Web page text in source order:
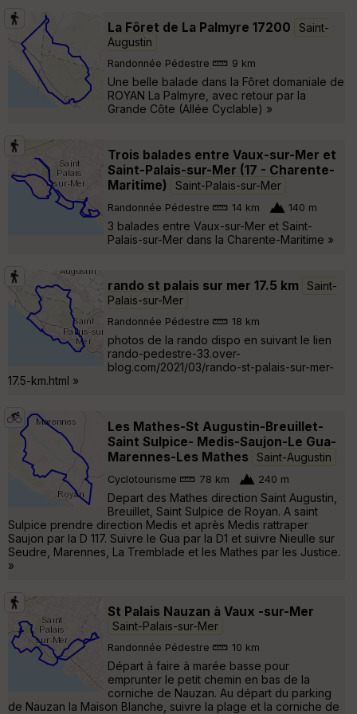
La Fôret de La Palmyre 17200
Saint-
Augustin
Randonnée Pédestre 9 km
Une belle balade dans la Fôret domaniale de
ROYAN La Palmyre, avec retour par la
Grande Côte (Allée Cyclable) »
Trois balades entre Vaux-sur-Mer et
Saint-Palais-sur-Mer (17 - Charente-
Maritime)
Saint-Palais-sur-Mer
Randonnée Pédestre 14 km 140 m
3 balades entre Vaux-sur-Mer et Saint-
Palais-sur-Mer dans la Charente-Maritime »
rando st palais sur mer 17.5 km
Saint-
Palais-sur-Mer
Randonnée Pédestre 18 km
photos de la rando dispo en suivant le lien
rando-pedestre-33.over-
blog.com/2021/03/rando-st-palais-sur-mer-
17.5-km.html »
Les Mathes-St Augustin-Breuillet-
Saint Sulpice- Medis-Saujon-Le Gua-
Marennes-Les Mathes
Saint-Augustin
Cyclotourisme 78 km 240 m
Depart des Mathes direction Saint Augustin,
Breuillet, Saint Sulpice de Royan. A saint
Sulpice prendre direction Medis et après Medis rattraper
Saujon par la D 117. Suivre le Gua par la D1 et suivre Nieulle sur
Seudre, Marennes, La Tremblade et les Mathes par les Justice.
»
St Palais Nauzan à Vaux -sur-Mer
Saint-Palais-sur-Mer
Randonnée Pédestre 10 km
Départ à faire à marée basse pour
emprunter le petit chemin en bas de la
corniche de Nauzan. Au départ du parking
de Nauzan la Maison Blanche, suivre la plage et la corniche de